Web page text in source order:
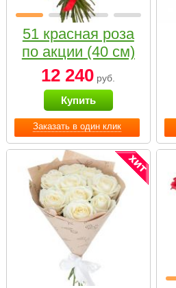
Заказать в один клик
51 красная роза
по акции (40 см)
12 240 руб.
Купить